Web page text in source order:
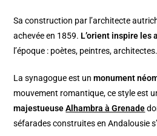
Sa construction par l’architecte
achevée en 1859. L’orient inspire les
l’époque : poètes, peintres, architectes.
La synagogue est unmonument
mouvement romantique, ce style est
majestueuseAlhambra à Grenade
séfarades construites en Andalousie